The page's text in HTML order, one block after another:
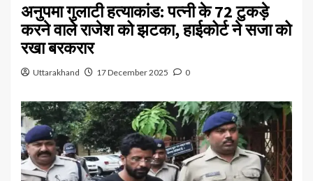
अनुपमा गुलाटी हत्याकांड: पत्नी के 72 टुकड़े
करने वाले राजेश को झटका, हाईकोर्ट ने सजा को
रखा बरकरार
Uttarakhand 17 December 2025 0